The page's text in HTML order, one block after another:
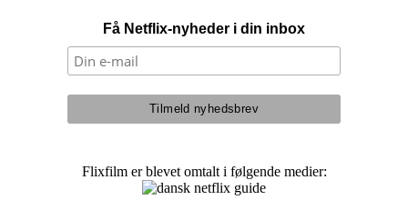
Få Netflix-nyheder i din inbox
Flixfilm er blevet omtalt i følgende medier: